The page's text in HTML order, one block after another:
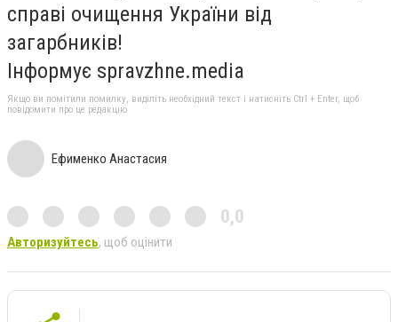
справі очищення України від
загарбників!
Інформує spravzhne.media
Якщо ви помітили помилку, виділіть необхідний текст і натисніть Ctrl + Enter, щоб
повідомити про це редакцію
Ефименко Анастасия
0,0
Авторизуйтесь, щоб оцінити